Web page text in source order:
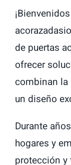
de puertas
ofrecer
combinan la
un diseño
Durante
hogares y
protección y